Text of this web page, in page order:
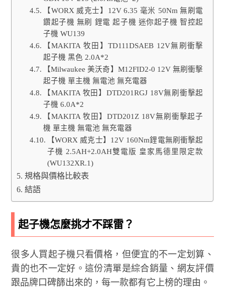
【WORX 威克士】12V 6.35 毫米 50Nm 無刷電
鑽起子機 無刷 鋰電 起子機 迷你起子機 智控起
子機 WU139
【MAKITA 牧田】TD111DSAEB 12V無刷衝擊
起子機 黑色 2.0A*2
【Milwaukee 美沃奇】M12FID2-0 12V 無刷衝擊
起子機 單主機 無電池 無充電器
【MAKITA 牧田】DTD201RGJ 18V無刷衝擊起
子機 6.0A*2
【MAKITA 牧田】DTD201Z 18V無刷衝擊起子
機 單主機 無電池 無充電器
【WORX 威克士】12V 160Nm鋰電無刷衝擊起
子機 2.5AH+2.0AH雙電版 皇家馬德里限定款
(WU132XR.1)
規格與價格比較表
結語
起子機怎麼挑才不踩雷？
很多人買起子機只看價格，但便宜的不一定划算、
貴的也不一定好。這份清單是綜合銷量、網友評價
跟品牌口碑篩出來的，每一款都有它上榜的理由。